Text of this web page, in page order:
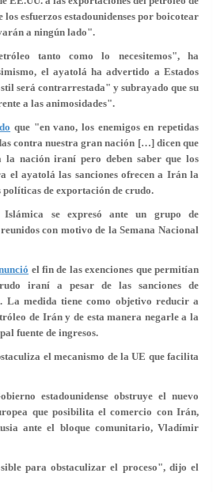
los esfuerzos estadounidenses por boicotear
a ningún lado".
tanto como lo necesitemos", ha
el ayatolá ha advertido a Estados
será contrarrestada" y subrayado que su
a las animosidades".
que "en vano, los enemigos en repetidas
contra nuestra gran nación […] dicen que
nación iraní pero deben saber que los
el ayatolá las sanciones ofrecen a Irán la
de exportación de crudo.
se expresó ante un grupo de
con motivo de la Semana Nacional
el fin de las exenciones que permitían
iraní a pesar de las sanciones de
La medida tiene como objetivo reducir a
de Irán y de esta manera negarle a la
fuente de ingresos.
el mecanismo de la UE que facilita
estadounidense obstruye el nuevo
que posibilita el comercio con Irán,
ante el bloque comunitario, Vladímir
para obstaculizar el proceso", dijo el